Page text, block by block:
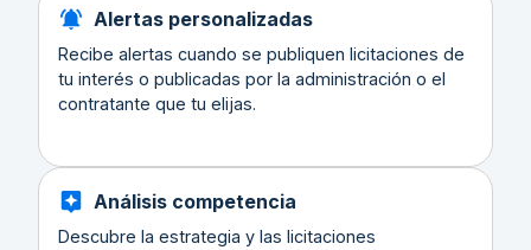
Alertas personalizadas
Recibe alertas cuando se publiquen licitaciones de
tu interés o publicadas por la administración o el
contratante que tu elijas.
Análisis competencia
Descubre la estrategia y las licitaciones